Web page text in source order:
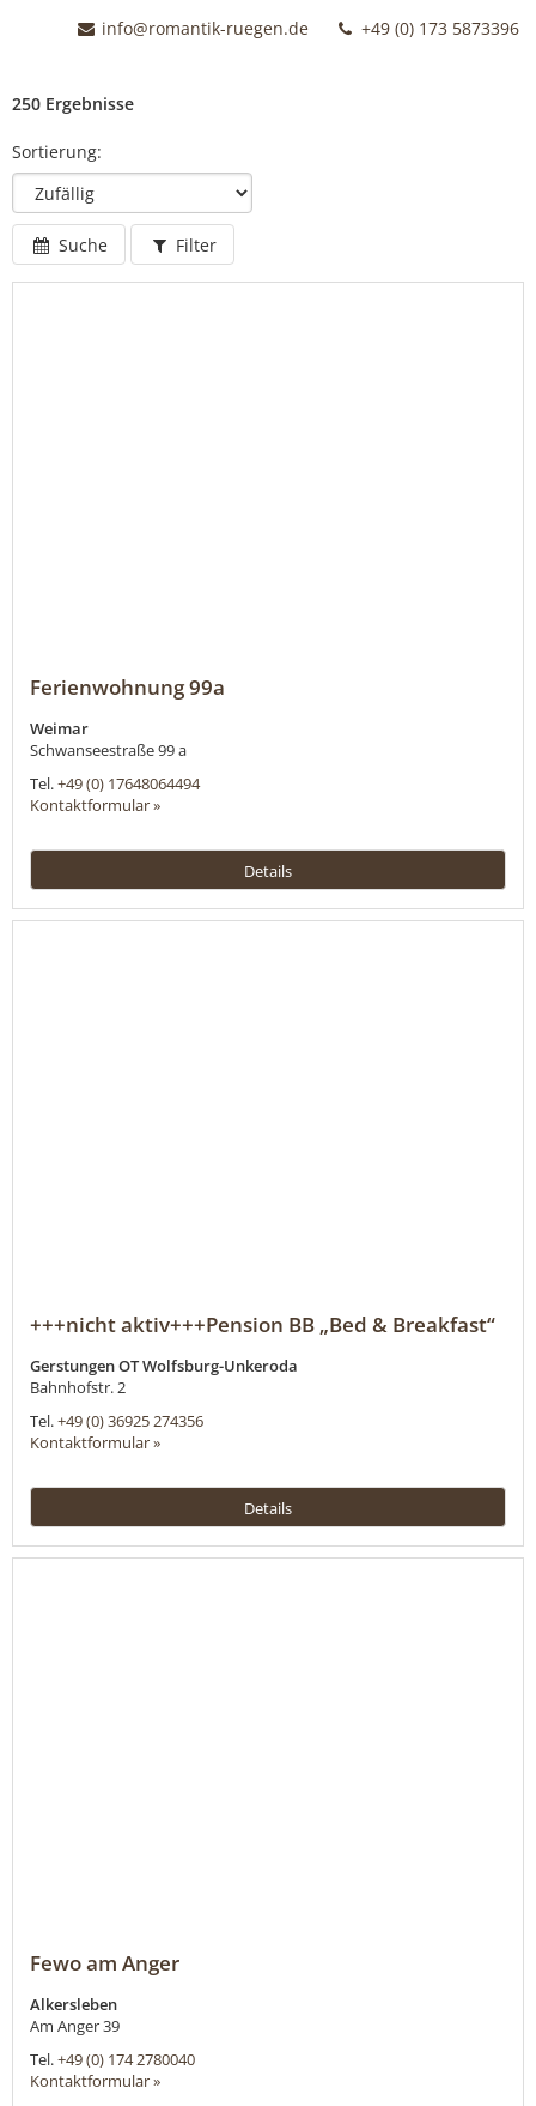
info@romantik-ruegen.de +49 (0) 173 5873396
250 Ergebnisse
Sortierung:
Suche Filter
Ferienwohnung 99a
Weimar
Schwanseestraße 99 a
Tel.+49 (0) 17648064494
Kontaktformular »
Details
+++nicht aktiv+++Pension BB „Bed & Breakfast“
Gerstungen OT Wolfsburg-Unkeroda
Bahnhofstr. 2
Tel.+49 (0) 36925 274356
Kontaktformular »
Details
Fewo am Anger
Alkersleben
Am Anger 39
Tel.+49 (0) 174 2780040
Kontaktformular »